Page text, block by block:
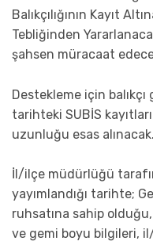
Balıkçılığının Kayıt
Tebliğinden
şahsen müracaat
Destekleme için balıkçı
tarihteki SUBİS
uzunluğu esas alınacak.
İl/ilçe müdürlüğü
yayımlandığı tarihte;
ruhsatına sahip
ve gemi boyu bilgileri,